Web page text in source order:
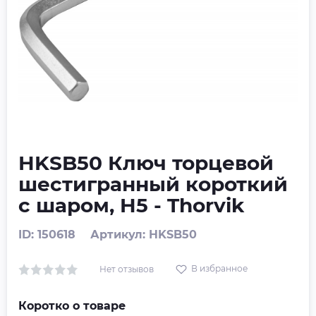
HKSB50 Ключ торцевой
шестигранный короткий
с шаром, H5 - Thorvik
ID: 150618 Артикул: HKSB50
Нет отзывов В избранное
Коротко о товаре